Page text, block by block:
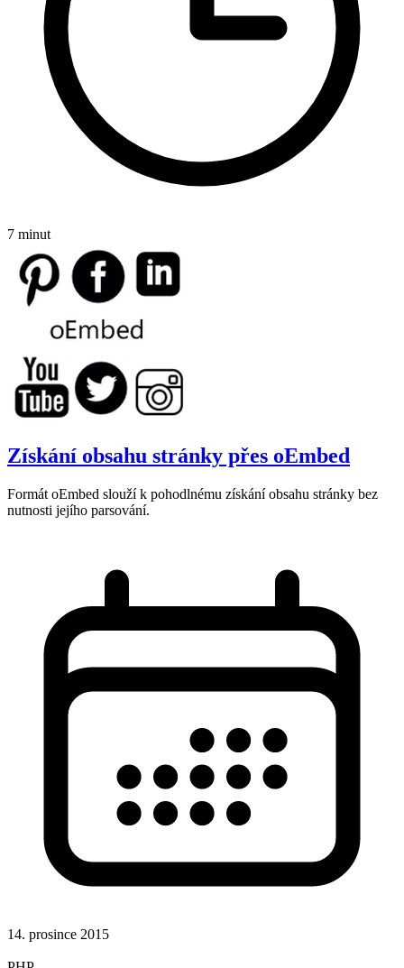
7 minut
Získání obsahu stránky přes oEmbed
Formát oEmbed slouží k pohodlnému získání obsahu stránky bez
nutnosti jejího parsování.
14. prosince 2015